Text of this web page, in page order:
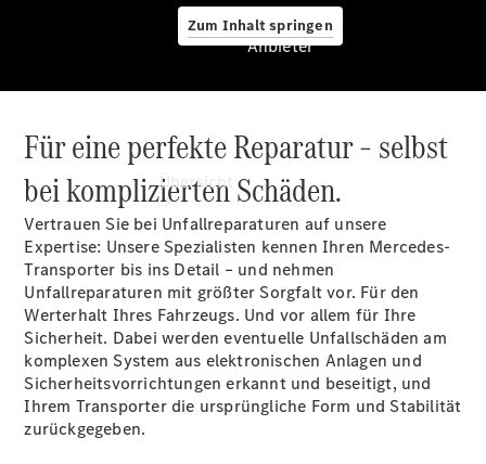
Zum Inhalt springen
Anbieter
Übersicht
Startseite
Ansprechpartner
finden
Anbieter
Für eine perfekte Reparatur – selbst
bei komplizierten Schäden.
Vertrauen Sie bei Unfallreparaturen auf unsere
Expertise: Unsere Spezialisten kennen Ihren Mercedes-
Transporter bis ins Detail – und nehmen
Unfallreparaturen mit größter Sorgfalt vor. Für den
Werterhalt Ihres Fahrzeugs. Und vor allem für Ihre
Sicherheit. Dabei werden eventuelle Unfallschäden am
komplexen System aus elektronischen Anlagen und
Sicherheitsvorrichtungen erkannt und beseitigt, und
Ihrem Transporter die ursprüngliche Form und Stabilität
zurückgegeben.